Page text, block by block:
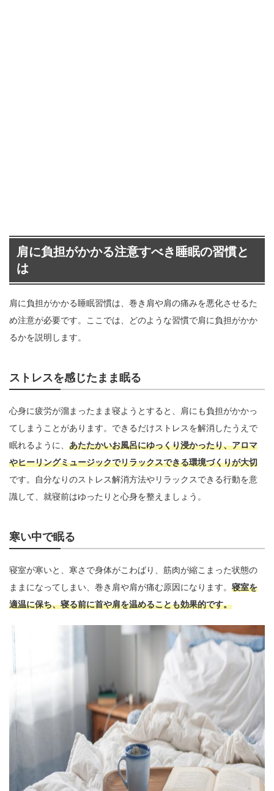
肩に負担がかかる注意すべき睡眠の習慣と
は
肩に負担がかかる睡眠習慣は、巻き肩や肩の痛みを悪化させるた
め注意が必要です。ここでは、どのような習慣で肩に負担がかか
るかを説明します。
ストレスを感じたまま眠る
心身に疲労が溜まったまま寝ようとすると、肩にも負担がかかっ
てしまうことがあります。できるだけストレスを解消したうえで
眠れるように、 あたたかいお風呂にゆっくり浸かったり、アロマ
やヒーリングミュージックでリラックスできる環境づくりが大切
です。自分なりのストレス解消方法やリラックスできる行動を意
識して、就寝前はゆったりと心身を整えましょう。
寒い中で眠る
寝室が寒いと、寒さで身体がこわばり、筋肉が縮こまった状態の
ままになってしまい、巻き肩や肩が痛む原因になります。 寝室を
適温に保ち、寝る前に首や肩を温めることも効果的です。